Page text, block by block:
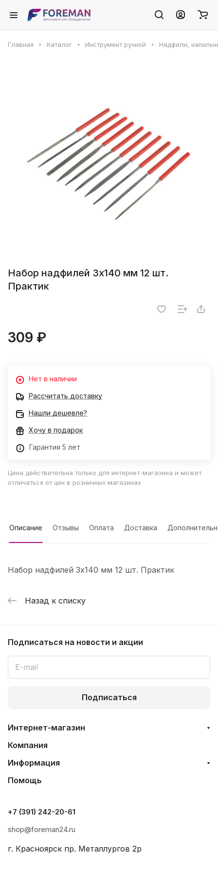
Главная Каталог Инструмент ручной Надфили,
Набор надфилей 3х140 мм 12 шт.
Практик
309 ₽
Нет в наличии
Рассчитать доставку
Нашли дешевле?
Хочу в подарок
Гарантия 5 лет
Цена действительна только для интернет-магазина и может
отличаться от цен в розничных магазинах
Описание Отзывы Оплата Доставка
Набор надфилей 3х140 мм 12 шт. Практик
Назад к списку
Подписаться на новости и акции
Подписаться
Интернет-магазин
Компания
Информация
Помощь
+7 (391) 242-20-61
shop@foreman24.ru
г. Красноярск пр. Металлургов 2р